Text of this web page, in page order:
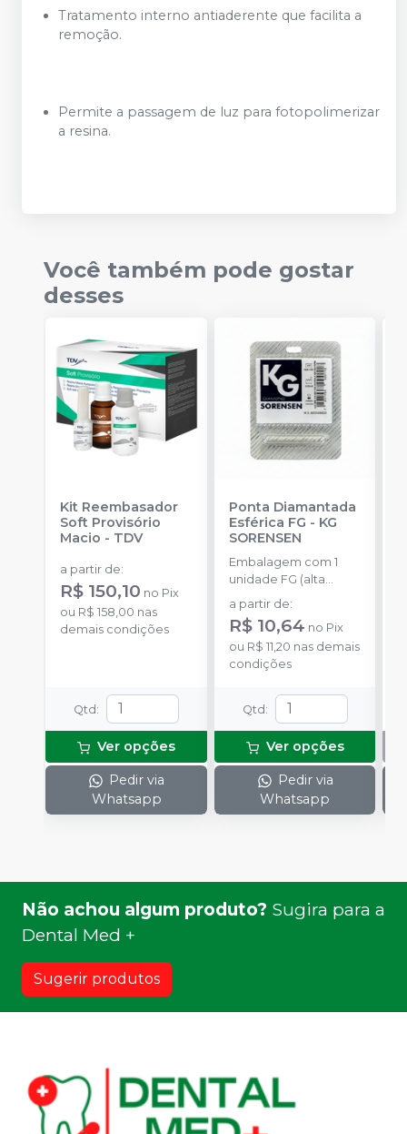
Tratamento interno antiaderente que facilita a
remoção.
Permite a passagem de luz para fotopolimerizar
a resina.
Você também pode gostar
desses
Kit Reembasador
Soft Provisório
Macio - TDV
a partir de:
R$ 150,10 no Pix
ou R$ 158,00 nas
demais condições
Qtd :
Ver opções
Pedir via
Whatsapp
Ponta Diamantada
Esférica FG - KG
SORENSEN
Embalagem com 1
unidade FG (alta
rotação).
a partir de:
R$ 10,64 no Pix
ou R$ 11,20 nas demais
condições
Qtd :
Ver opções
Pedir via
Whatsapp
Não achou algum produto? Sugira para a
Dental Med +
Sugerir produtos